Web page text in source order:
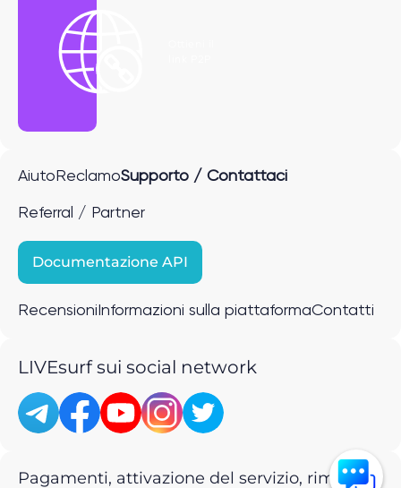
Aiuto ReclamoSupporto / Contattaci
Referral / Partner
Documentazione API
Recensioni Informazioni sulla piattaformaContatti
LIVEsurf sui social network
Pagamenti, attivazione del servizio, rimborsi